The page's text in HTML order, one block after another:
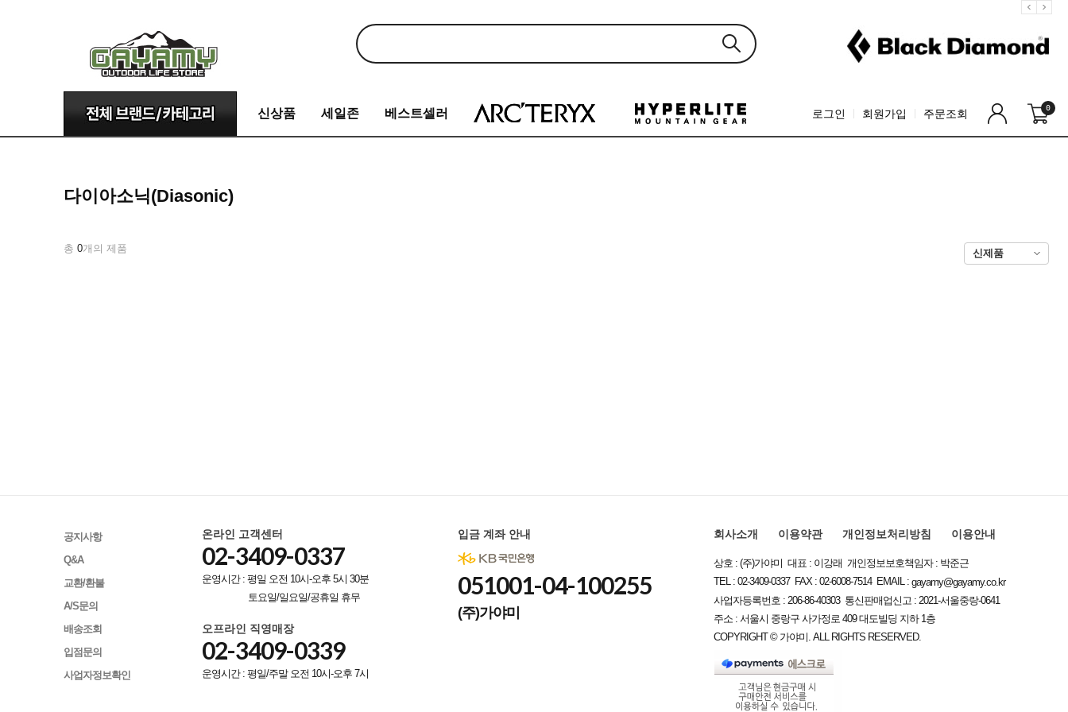
신상품 세일존 베스트셀러 로그인 회원가입 주문조회 0
다이아소닉(Diasonic)
총 0개의 제품
공지사항
Q&A
교환/환불
A/S문의
배송조회
입점문의
사업자정보확인
온라인 고객센터
02-3409-0337
운영시간 : 평일 오전 10시-오후 5시 30분
토요일/일요일/공휴일 휴무
오프라인 직영매장
02-3409-0339
운영시간 : 평일/주말 오전 10시-오후 7시
입금 계좌 안내
051001-04-100255
(주)가야미
회사소개 이용약관 개인정보처리방침 이용안내
상호 : (주)가야미 대표 : 이강래 개인정보보호책임자 : 박준근
TEL : 02-3409-0337 FAX : 02-6008-7514 EMAIL :gayamy@gayamy.co.kr
사업자등록번호 : 206-86-40303 통신판매업신고 : 2021-서울중랑-0641
주소 : 서울시 중랑구 사가정로 409 대도빌딩 지하 1층
COPYRIGHT © 가야미. ALL RIGHTS RESERVED.